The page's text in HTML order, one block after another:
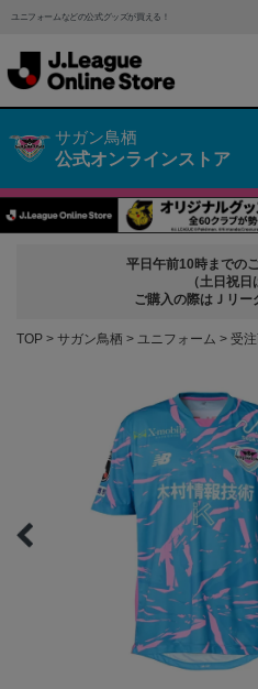
ユニフォームなどの公式グッズが買える！
サガン鳥栖
公式オンラインストア
平日午前10時までの
（土日祝日
ご購入の際はＪリー
TOP サガン鳥栖 ユニフォーム 受